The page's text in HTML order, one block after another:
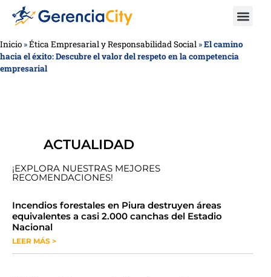
Inicio »Ética Empresarial y Responsabilidad Social »El camino
hacia el éxito: Descubre el valor del respeto en la competencia
empresarial
ACTUALIDAD
¡EXPLORA NUESTRAS MEJORES
RECOMENDACIONES!
​​​​Incendios forestales en Piura destruyen áreas
equivalentes a casi 2.000 canchas del Estadio
Nacional
LEER MÁS >